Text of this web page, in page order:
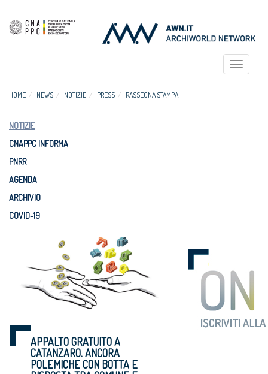
Toggle
HOME NEWS NOTIZIE PRESS RASSEGNA STAMPA
NOTIZIE
CNAPPC INFORMA
PNRR
AGENDA
ARCHIVIO
COVID-19
APPALTO GRATUITO A
CATANZARO. ANCORA
POLEMICHE CON BOTTA E